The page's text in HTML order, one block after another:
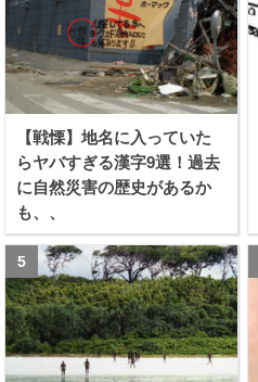
【戦慄】地名に入っていた
らヤバすぎる漢字9選！過去
に自然災害の歴史があるか
も、、